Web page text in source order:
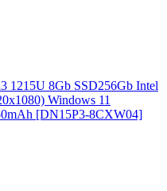
1215U 8Gb SSD256Gb Intel
Windows 11
[DN15P3-8CXW04]